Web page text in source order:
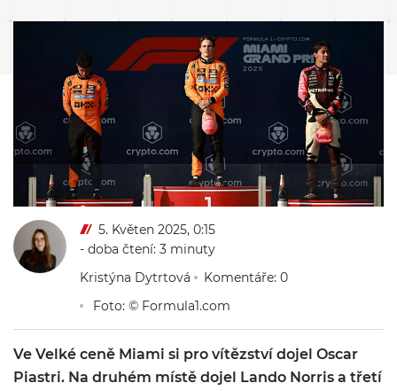
5. Květen 2025, 0:15
- doba čtení: 3 minuty
Kristýna Dytrtová
Komentáře: 0
Foto: © Formula1.com
Ve Velké ceně Miami si pro vítězství dojel Oscar
Piastri. Na druhém místě dojel Lando Norris a třetí